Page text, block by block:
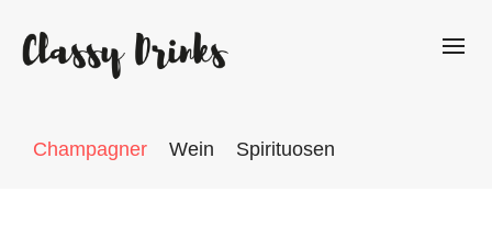
Champagner Wein Spirituosen